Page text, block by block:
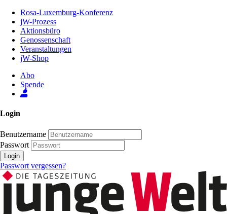
Inhalt
Seite
Rosa-Luxemburg-Konferenz
jW-Prozess
Aktionsbüro
Genossenschaft
Veranstaltungen
jW-Shop
Abo
Spende
Login
Benutzername
Passwort
Login
Passwort vergessen?